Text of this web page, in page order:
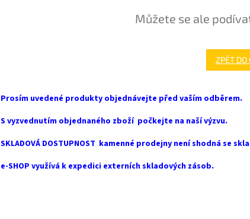
Můžete se ale
ZPĚT DO
Prosím uvedené produkty objednávejte před vaším odběrem.
S vyzvednutím objednaného zboží počkejte na naší výzvu.
SKLADOVÁ DOSTUPNOST kamenné prodejny není shodná se
e-SHOP využívá k expedici externích skladových zásob.